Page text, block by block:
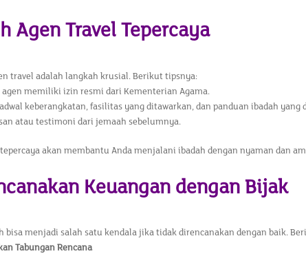
Agen Travel Tepercaya
travel adalah langkah krusial. Berikut tipsnya:
agen memiliki izin resmi dari Kementerian Agama.
keberangkatan, fasilitas yang ditawarkan, dan panduan ibadah yang
atau testimoni dari jemaah sebelumnya.
akan membantu Anda menjalani ibadah dengan nyaman dan
Keuangan dengan Bijak
bisa menjadi salah satu kendala jika tidak direncanakan dengan baik.
Tabungan Rencana